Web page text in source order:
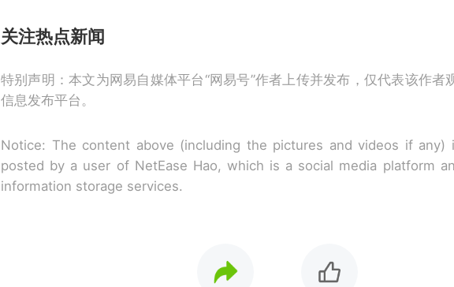
关注热点新闻
特别声明：本文为网易自媒体平台“网易号”作者上传并发布，仅代表该作者
信息发布平台。
Notice: The content above (including the pictures and videos if any)
posted by a user of NetEase Hao, which is a social media platform
information storage services.